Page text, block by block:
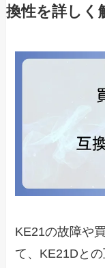
換性を詳しく
KE21の故障や
て、KE21Dと